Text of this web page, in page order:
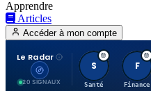
Apprendre
Articles
Accéder à mon compte
Le Radar
20 SIGNAUX
S
Santé
F
Finance